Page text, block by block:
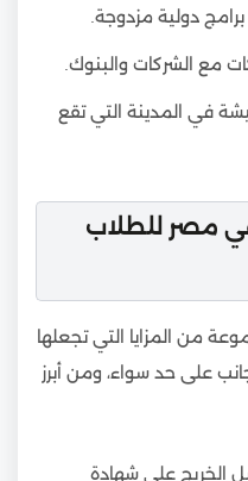
برامج دولية مزدوجة.
مع الشركات والبنوك.
في المدينة التي تقع
في مصر للطلاب
من المزايا التي تجعلها
على حد سواء، ومن أبرز
الخريج على شهادة